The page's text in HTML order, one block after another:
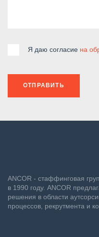
Я даю согласие на
ОТПРАВИТЬ
ANCOR - стаффинговая
в 1990 году. ANCOR
решения в области
процессов, рекрутмента и